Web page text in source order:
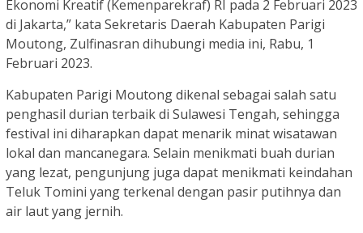
Ekonomi Kreatif (Kemenparekraf) RI pada 2 Februari 2023
di Jakarta,” kata Sekretaris Daerah Kabupaten Parigi
Moutong, Zulfinasran dihubungi media ini, Rabu, 1
Februari 2023.
Kabupaten Parigi Moutong dikenal sebagai salah satu
penghasil durian terbaik di Sulawesi Tengah, sehingga
festival ini diharapkan dapat menarik minat wisatawan
lokal dan mancanegara. Selain menikmati buah durian
yang lezat, pengunjung juga dapat menikmati keindahan
Teluk Tomini yang terkenal dengan pasir putihnya dan
air laut yang jernih.